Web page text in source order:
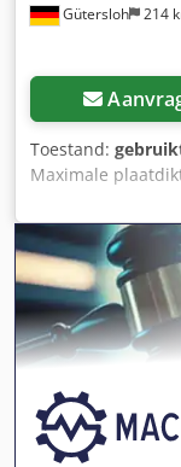
Gütersloh 214
Toestand:
Maximale
aangedreven
instelbare
variabel
messen Zeer